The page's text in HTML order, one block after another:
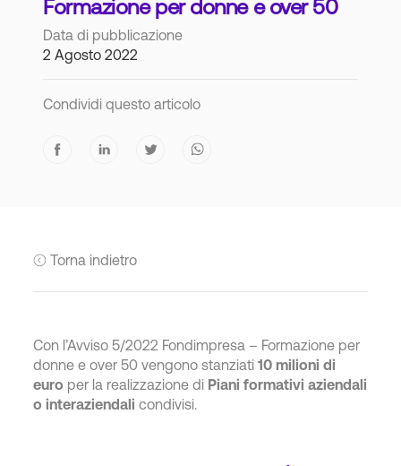
Formazione per donne e over 50
Data di pubblicazione
2 Agosto 2022
Condividi questo articolo
Torna indietro
Con l’Avviso 5/2022 Fondimpresa – Formazione per
donne e over 50 vengono stanziati10 milioni di
euro per la realizzazione di Piani formativi aziendali
o interaziendali condivisi.